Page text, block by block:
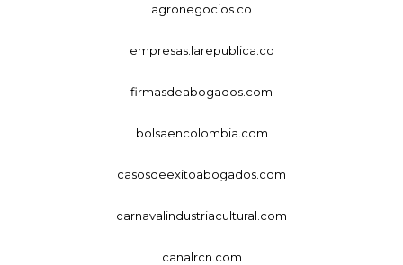
agronegocios.co
empresas.larepublica.co
firmasdeabogados.com
bolsaencolombia.com
casosdeexitoabogados.com
carnavalindustriacultural.com
canalrcn.com